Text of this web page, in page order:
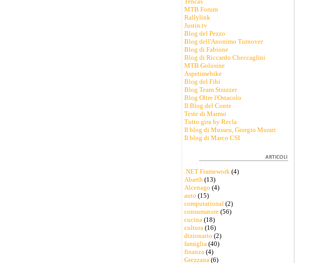
MTB Forum
Rallylink
Justin.tv
Blog del Pezzo
Blog dell'Anonimo Turnover
Blog di Fabione
Blog di Riccardo Checcaglini
MTB Golosine
Aspetimebike
Blog del Fibi
Blog Team Strazzer
Blog Oltre l'Ostacolo
Il Blog del Conte
Teste di Marmo
Tutto gira by Recla
Il blog di Musseu, Giorgio Murari
Il blog di Marco CSI
.NET Framework(4)
Abarth(13)
Alcenago (4)
auto (15)
computational(2)
consumatore(56)
cucina(18)
cultura(16)
dizionario (2)
famiglia(40)
finanza(4)
Grezzana(6)